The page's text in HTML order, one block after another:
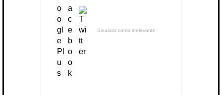
Sinalizar como irrelevante